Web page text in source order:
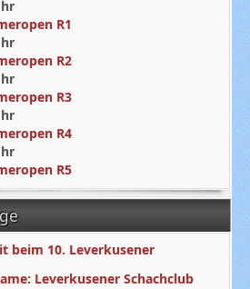
R1
R2
R3
R4
R5
beim 10. Leverkusener
Leverkusener Schachclub